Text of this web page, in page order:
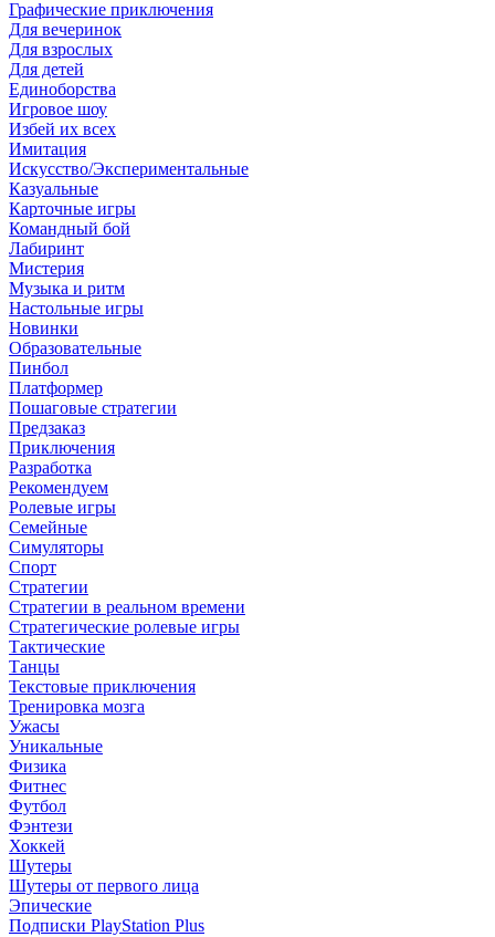
Графические приключения
Для вечеринок
Для взрослых
Для детей
Единоборства
Игровое шоу
Избей их всех
Имитация
Искусство/Экспериментальные
Казуальные
Карточные игры
Командный бой
Лабиринт
Мистерия
Музыка и ритм
Настольные игры
Новинки
Образовательные
Пинбол
Платформер
Пошаговые стратегии
Предзаказ
Приключения
Разработка
Рекомендуем
Ролевые игры
Семейные
Симуляторы
Спорт
Стратегии
Стратегии в реальном времени
Стратегические ролевые игры
Тактические
Танцы
Текстовые приключения
Тренировка мозга
Ужасы
Уникальные
Физика
Фитнес
Футбол
Фэнтези
Хоккей
Шутеры
Шутеры от первого лица
Эпические
Подписки PlayStation Plus